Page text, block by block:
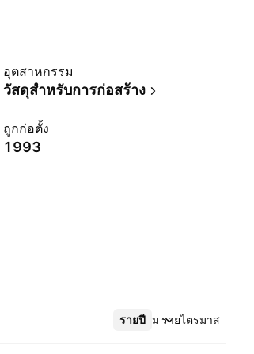
อุตสาหกรรม
วัสดุสำหรับการก่อสร้าง
ถูกก่อตั้ง
1993
รายปี รายไตรมาส
เพิ่มเติม